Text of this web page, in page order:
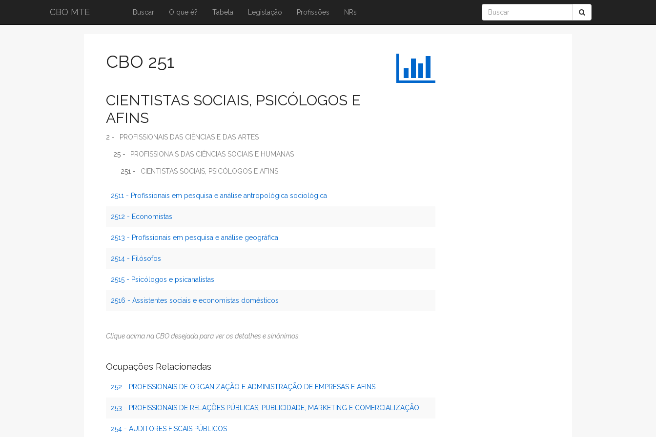
CBO MTE Buscar O que é? Tabela Legislação Profissões NRs
CBO 251
CIENTISTAS SOCIAIS, PSICÓLOGOS E
AFINS
2 - PROFISSIONAIS DAS CIÊNCIAS E DAS ARTES
25 - PROFISSIONAIS DAS CIÊNCIAS SOCIAIS E HUMANAS
251 - CIENTISTAS SOCIAIS, PSICÓLOGOS E AFINS
2511 - Profissionais em pesquisa e análise antropológica sociológica
2512 - Economistas
2513 - Profissionais em pesquisa e análise geográfica
2514 - Filósofos
2515 - Psicólogos e psicanalistas
2516 - Assistentes sociais e economistas domésticos
Clique acima na CBO desejada para ver os detalhes e sinônimos.
Ocupações Relacionadas
252 - PROFISSIONAIS DE ORGANIZAÇÃO E ADMINISTRAÇÃO DE EMPRESAS E AFINS
253 - PROFISSIONAIS DE RELAÇÕES PÚBLICAS, PUBLICIDADE, MARKETING E COMERCIALIZAÇÃO
254 - AUDITORES FISCAIS PÚBLICOS